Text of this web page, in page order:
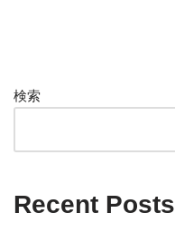
検索
Recent Posts